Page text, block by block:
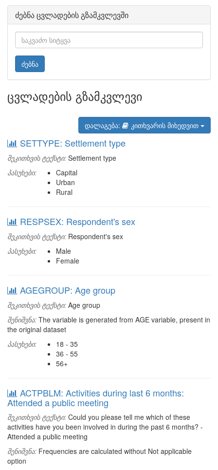
ძებნა ცვლადების გზამკვლევში
ძებნა
ცვლადების გზამკვლევი
დალაგება: კითხვარის მიხედვით
SETTYPE: Settlement type
შეკითხვის ტექსტი: Settlement type
პასუხები:
Capital
Urban
Rural
RESPSEX: Respondent's sex
შეკითხვის ტექსტი: Respondent's sex
პასუხები:
Male
Female
AGEGROUP: Age group
შეკითხვის ტექსტი: Age group
შენიშვნა: The variable is generated from AGE variable, present in
the original dataset
პასუხები:
18 - 35
36 - 55
56+
ACTPBLM: Activities during last 6 months:
Attended a public meeting
შეკითხვის ტექსტი: Could you please tell me which of these
activities have you been involved in during the past 6 months? -
Attended a public meeting
შენიშვნა: Frequencies are calculated without Not applicable
option